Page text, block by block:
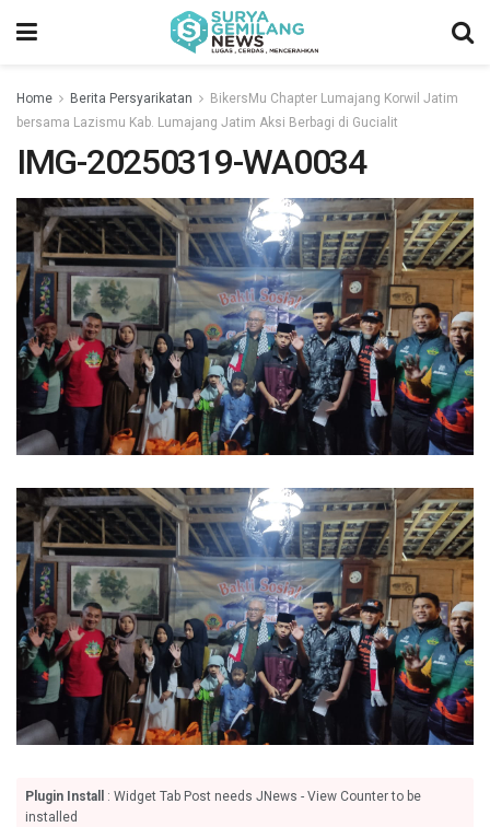
Home Berita Persyarikatan
BikersMu Chapter Lumajang Korwil Jatim
bersama Lazismu Kab. Lumajang Jatim Aksi Berbagi di Gucialit
IMG-20250319-WA0034
Plugin Install
: Widget Tab Post needs JNews - View Counter to be
installed